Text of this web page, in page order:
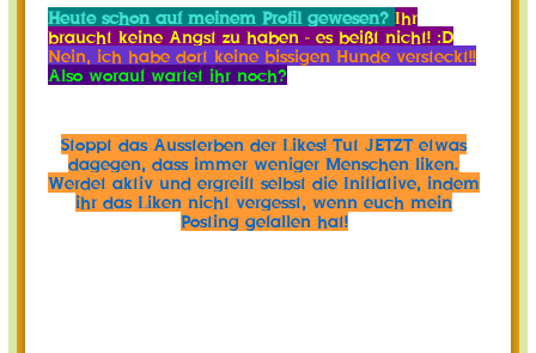
Heute schon auf meinem Profil gewesen? Ihr
braucht keine Angst zu haben - es beißt nicht! :D
Nein, ich habe dort keine bissigen Hunde versteckt!!
Also worauf wartet ihr noch?
Stoppt das Aussterben der Likes! Tut JETZT etwas
dagegen, dass immer weniger Menschen liken.
Werdet aktiv und ergreift selbst die Initiative, indem
ihr das Liken nicht vergesst, wenn euch mein
Posting gefallen hat!